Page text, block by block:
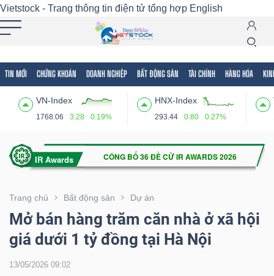
Vietstock - Trang thông tin điện tử tổng hợp English
TIN MỚI CHỨNG KHOÁN DOANH NGHIỆP BẤT ĐỘNG SẢN TÀI CHÍNH HÀNG HÓA
VN-Index
1768.06 3.28 0.19%
HNX-Index
293.44 0.80 0.27%
Trang chủ Bất động sản Dự án
Mở bán hàng trăm căn nhà ở xã hội
giá dưới 1 tỷ đồng tại Hà Nội
13/05/2026 09:02
Tất cả Tính năng Ngành Mã chứng khoán
Tính
(-)
VIETSTOCK
CHỨNG